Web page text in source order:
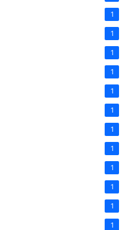
1
1
1
1
1
1
1
1
1
1
1
1